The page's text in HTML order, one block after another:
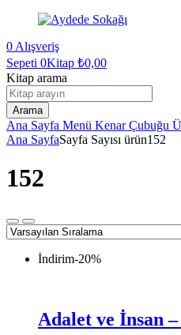
0 Alışveriş
Sepeti 0Kitap ₺0,00
Kitap arama
Arama
Ana Sayfa Menü Kenar Çubuğu
Ana SayfaSayfa Sayısı ürün152
152
İndirim-20%
Adalet ve İnsan